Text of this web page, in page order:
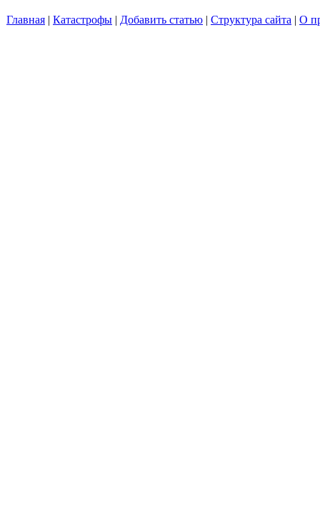
Главная | Катастрофы | Добавить статью | Структура сайта | О